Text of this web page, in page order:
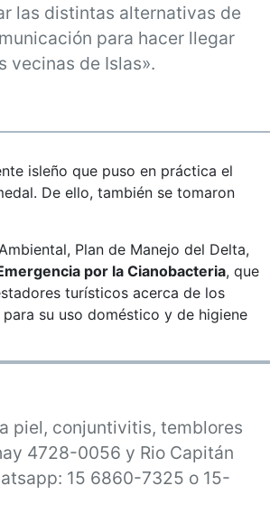
las distintas alternativas de
para hacer llegar
vecinas de Islas».
isleño que puso en práctica el
De ello, también se tomaron
Plan de Manejo del Delta,
por la Cianobacteria, que
turísticos acerca de los
su uso doméstico y de higiene
piel, conjuntivitis, temblores
4728-0056 y Rio Capitán
15 6860-7325 o 15-